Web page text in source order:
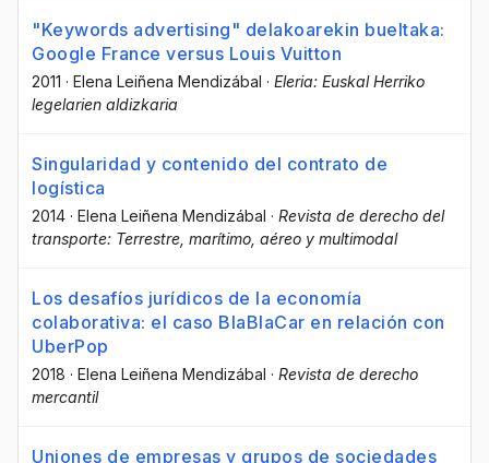
"Keywords advertising" delakoarekin bueltaka:
Google France versus Louis Vuitton
2011 · Elena Leiñena Mendizábal · Eleria: Euskal Herriko
legelarien aldizkaria
Singularidad y contenido del contrato de
logística
2014 · Elena Leiñena Mendizábal · Revista de derecho del
transporte: Terrestre, marítimo, aéreo y multimodal
Los desafíos jurídicos de la economía
colaborativa: el caso BlaBlaCar en relación con
UberPop
2018 · Elena Leiñena Mendizábal · Revista de derecho
mercantil
Uniones de empresas y grupos de sociedades